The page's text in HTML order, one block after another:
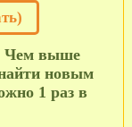
Чем выше
новым
1 раз в